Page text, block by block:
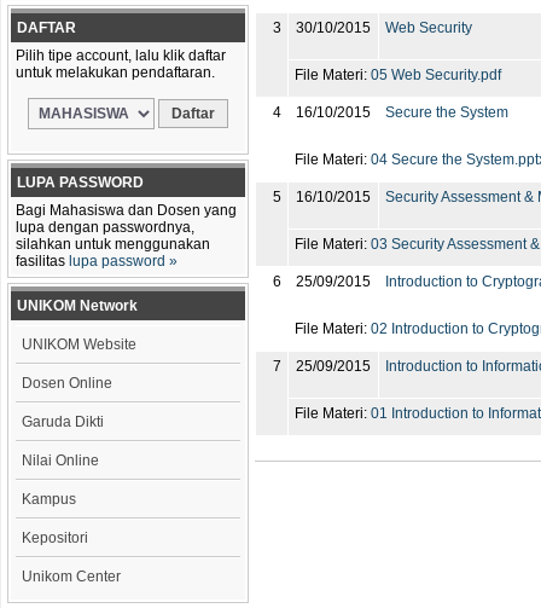
DAFTAR
Pilih tipe account, lalu klik daftar
untuk melakukan pendaftaran.
LUPA PASSWORD
Bagi Mahasiswa dan Dosen yang
lupa dengan passwordnya,
silahkan untuk menggunakan
fasilitas lupa password »
UNIKOM Network
UNIKOM Website
Dosen Online
Garuda Dikti
Nilai Online
Kampus
Kepositori
Unikom Center
3 30/10/2015 Web Security
File Materi: 05 Web Security.pdf
4 16/10/2015 Secure the System
File Materi: 04 Secure the
5 16/10/2015 Security Assessment &
File Materi: 03 Security Assessment
6 25/09/2015 Introduction to
File Materi: 02 Introduction to
7 25/09/2015 Introduction to
File Materi: 01 Introduction to